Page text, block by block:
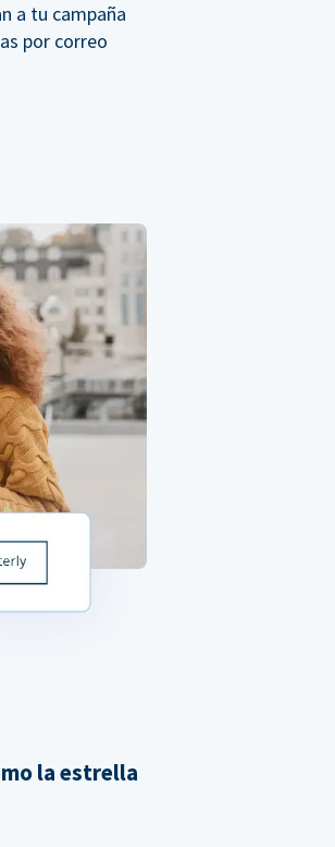
a tu campaña
por correo
la estrella